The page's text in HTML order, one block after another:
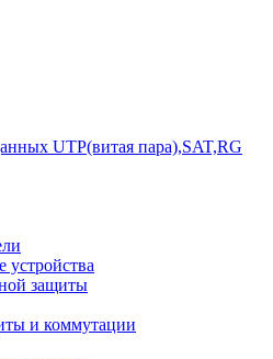
UTP(витая пара),SAT,RG
защиты
и коммутации